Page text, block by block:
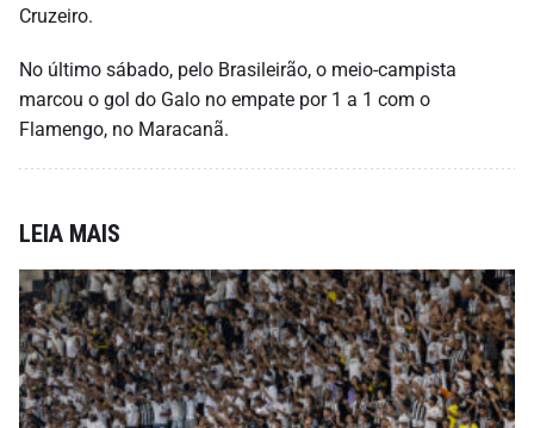
Cruzeiro.
No último sábado, pelo Brasileirão, o meio-campista
marcou o gol do Galo no empate por 1 a 1 com o
Flamengo, no Maracanã.
LEIA MAIS